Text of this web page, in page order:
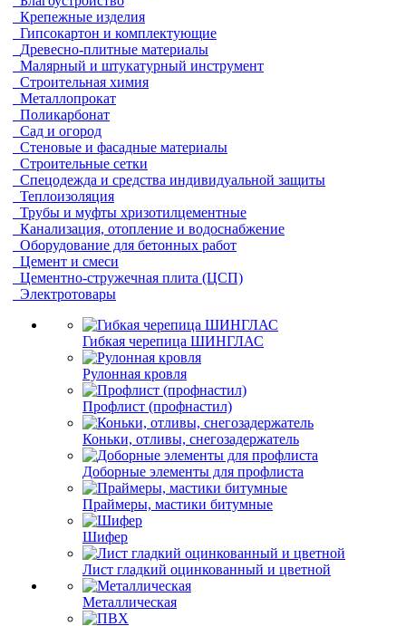
Крепежные изделия
Гипсокартон и комплектующие
Древесно-плитные материалы
Малярный и штукатурный инструмент
Строительная химия
Металлопрокат
Поликарбонат
Сад и огород
Стеновые и фасадные материалы
Строительные сетки
Спецодежда и средства индивидуальной защиты
Теплоизоляция
Трубы и муфты хризотилцементные
Канализация, отопление и водоснабжение
Оборудование для бетонных работ
Цемент и смеси
Цементно-стружечная плита (ЦСП)
Электротовары
Гибкая черепица ШИНГЛАС
Рулонная кровля
Профлист (профнастил)
Коньки, отливы, снегозадержатель
Доборные элементы для профлиста
Праймеры, мастики битумные
Шифер
Лист гладкий оцинкованный и цветной
Металлическая